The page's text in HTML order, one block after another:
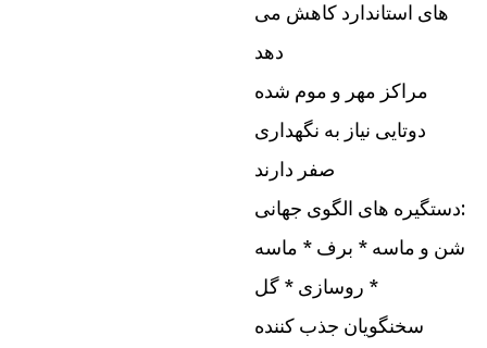
های استاندارد کاهش می
دهد
مراکز مهر و موم شده
دوتایی نیاز به نگهداری
صفر دارند
دستگیره های الگوی جهانی:
شن و ماسه * برف * ماسه
* روسازی * گل
سخنگویان جذب کننده